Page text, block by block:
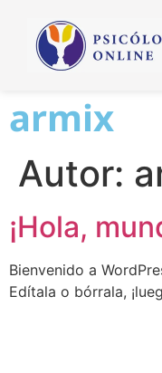
armix
Autor:
¡Hola,
Bienvenido a
Edítala o bórrala,